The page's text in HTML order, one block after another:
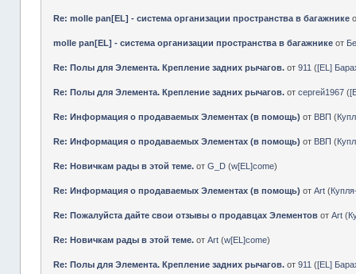
Re: molle pan[EL] - система организации пространства в багажнике
molle pan[EL] - система организации пространства в багажнике от
Re: Полы для Элемента. Крепление задних рычагов. от911 ([EL]
Re: Полы для Элемента. Крепление задних рычагов. отсергей1967 (
Re: Информация о продаваемых Элементах (в помощь) от ВВП (
Re: Информация о продаваемых Элементах (в помощь) от ВВП (
Re: Новичкам рады в этой теме. отG_D (w[EL]come)
Re: Информация о продаваемых Элементах (в помощь) отArt (
Re: Пожалуйста дайте свои отзывы о продавцах Элементов отArt (
Re: Новичкам рады в этой теме. отArt (w[EL]come)
Re: Полы для Элемента. Крепление задних рычагов. от911 ([EL]